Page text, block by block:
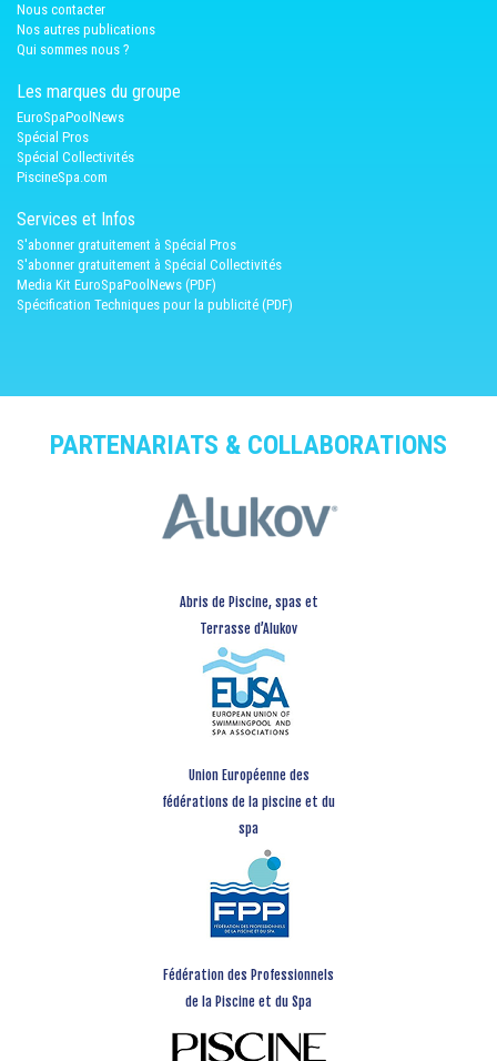
Nous contacter
Nos autres publications
Qui sommes nous ?
Les marques du groupe
EuroSpaPoolNews
Spécial Pros
Spécial Collectivités
PiscineSpa.com
Services et Infos
S'abonner gratuitement à Spécial Pros
S'abonner gratuitement à Spécial Collectivités
Media Kit EuroSpaPoolNews (PDF)
Spécification Techniques pour la publicité (PDF)
PARTENARIATS & COLLABORATIONS
Abris de Piscine, spas et
Terrasse d’Alukov
Union Européenne des
fédérations de la piscine et du
spa
Fédération des Professionnels
de la Piscine et du Spa